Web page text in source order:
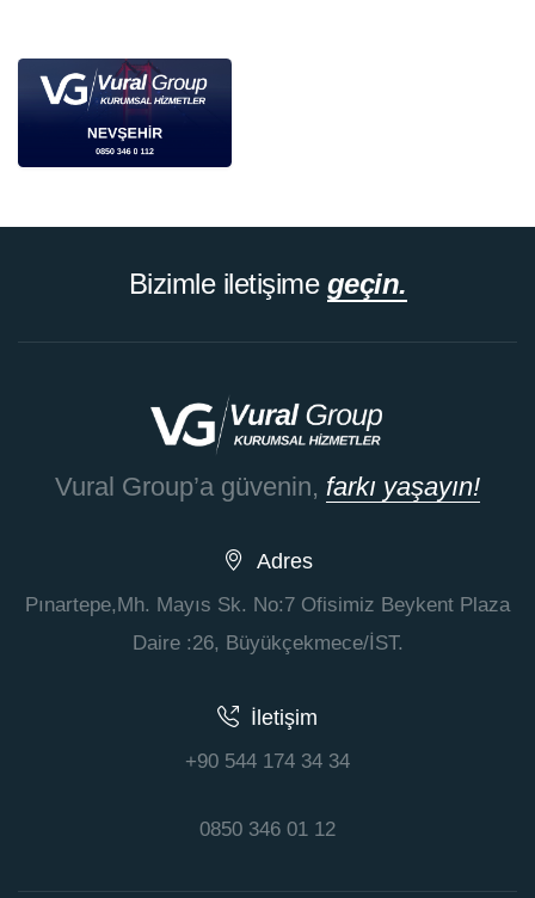
Bizimle iletişime geçin.
Vural Group’a güvenin, farkı yaşayın!
Adres
Pınartepe,Mh. Mayıs Sk. No:7 Ofisimiz Beykent Plaza
Daire :26, Büyükçekmece/İST.
İletişim
+90 544 174 34 34
0850 346 01 12